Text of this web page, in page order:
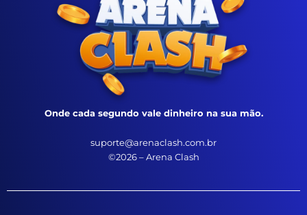
Onde cada segundo vale dinheiro na sua mão.
suporte@arenaclash.com.br
©2026 – Arena Clash